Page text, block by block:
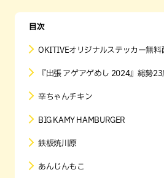
目次
OKITIVEオリジナルステッカー無料
『出張 アゲアゲめし 2024』総勢
辛ちゃんチキン
BIG KAMY HAMBURGER
鉄板焼川原
あんじんもこ